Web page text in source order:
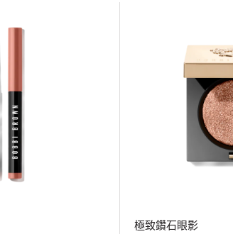
極致鑽石眼影